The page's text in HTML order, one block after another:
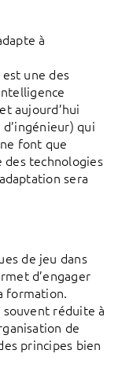
à
est une des
aujourd’hui
qui
font que
des technologies
sera
de jeu dans
d’engager
formation.
réduite à
de
principes bien